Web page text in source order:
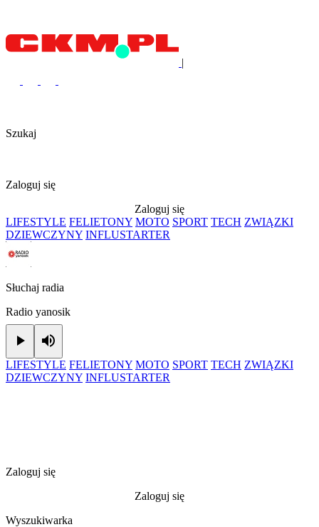
|
Szukaj
Zaloguj się
Zaloguj się
LIFESTYLE FELIETONY MOTO SPORT TECH ZWIĄZKI
DZIEWCZYNY INFLUSTARTER
Słuchaj radia
Radio yanosik
Play
LIFESTYLE FELIETONY MOTO SPORT TECH ZWIĄZKI
DZIEWCZYNY INFLUSTARTER
Zaloguj się
Zaloguj się
Wyszukiwarka